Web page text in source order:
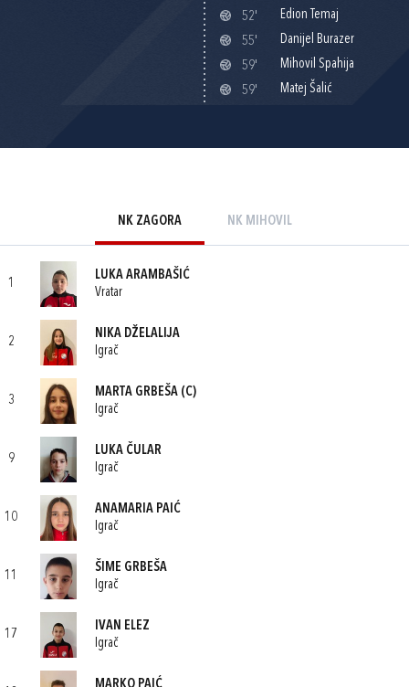
52'
Edion Temaj
55'
Danijel Burazer
59'
Mihovil Spahija
59'
Matej Šalić
NK ZAGORA NK MIHOVIL
1
LUKA ARAMBAŠIĆ
Vratar
2
NIKA DŽELALIJA
Igrač
3
MARTA GRBEŠA (C)
Igrač
9
LUKA ČULAR
Igrač
10
ANAMARIA PAIĆ
Igrač
11
ŠIME GRBEŠA
Igrač
17
IVAN ELEZ
Igrač
MARKO PAIĆ